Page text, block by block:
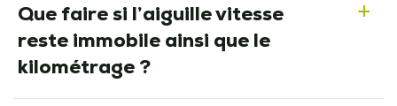
a
Que faire si l’aiguille vitesse
reste immobile ainsi que le
kilométrage ?